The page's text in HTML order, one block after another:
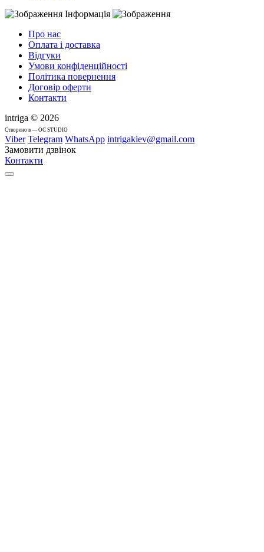
Інформація
Про нас
Оплата і доставка
Відгуки
Умови конфіденційності
Політика повернення
Договір оферти
Контакти
intriga © 2026
Cтворено в — OC STUDIO
Viber Telegram WhatsApp intrigakiev@gmail.com
Замовити дзвінок
Контакти